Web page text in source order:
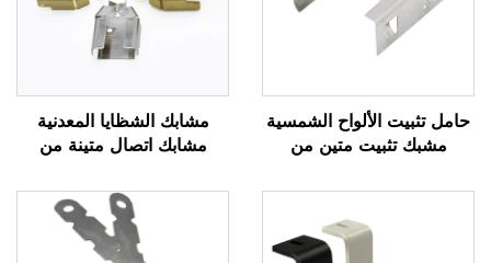
حامل تثبيت الألواح الشمسية
مشبك تثبيت متين من
الشمسية
مشابك الشظايا المعدنية
مشابك اتصال متينة من
الكهربائية